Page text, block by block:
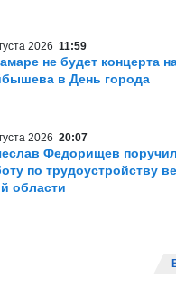
2026 11:59
не будет концерта
в День города
2026 20:07
Федорищев
по трудоустройству
области